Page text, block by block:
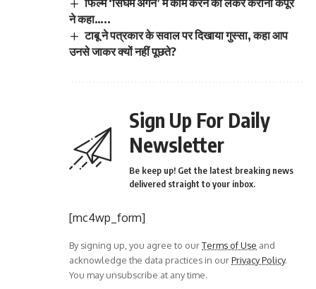
ने कहा…..
टाबू ने पत्रकार के सवाल पर दिखाया गुस्सा, कहा आप
उनसे जाकर क्यों नहीं पूछते?
Sign Up For Daily
Newsletter
Be keep up! Get the latest breaking news
delivered straight to your inbox.
[mc4wp_form]
By signing up, you agree to ourTerms of Use and
acknowledge the data practices in ourPrivacy Policy.
You may unsubscribe at any time.